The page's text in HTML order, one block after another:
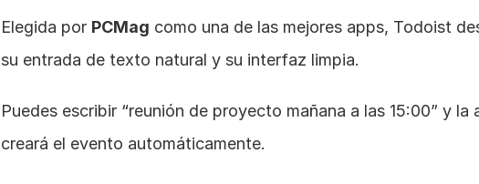
Elegida por PCMag como una de las mejores apps, Todoist
su entrada de texto natural y su interfaz limpia.
Puedes escribir “reunión de proyecto mañana a las 15:00” y la
creará el evento automáticamente.